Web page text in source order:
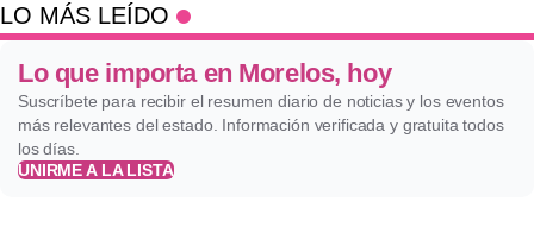
LO MÁS LEÍDO
Lo que importa en Morelos, hoy
Suscríbete para recibir el resumen diario de noticias y los eventos
más relevantes del estado. Información verificada y gratuita todos
los días.
UNIRME A LA LISTA